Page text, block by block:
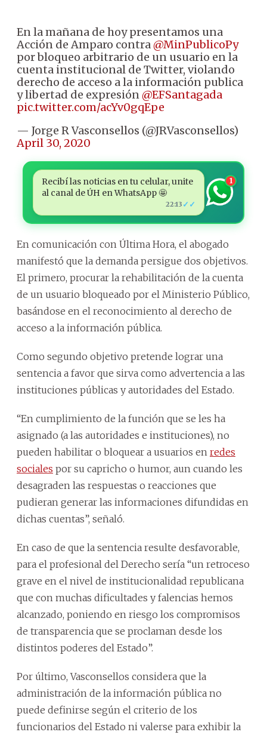
En la mañana de hoy presentamos una
Acción de Amparo contra@MinPublicoPy
por bloqueo arbitrario de un usuario en la
cuenta institucional de Twitter, violando
derecho de acceso a la información publica
y libertad de expresión@EFSantagada
pic.twitter.com/acYv0gqEpe
— Jorge R Vasconsellos (@JRVasconsellos)
April 30, 2020
Recibí las noticias en tu celular, unite
al canal de ÚH en WhatsApp 🤩
22:13 ✓✓
1
En comunicación con Última Hora, el abogado
manifestó que la demanda persigue dos objetivos.
El primero, procurar la rehabilitación de la cuenta
de un usuario bloqueado por el Ministerio Público,
basándose en el reconocimiento al derecho de
acceso a la información pública.
Como segundo objetivo pretende lograr una
sentencia a favor que sirva como advertencia a las
instituciones públicas y autoridades del Estado.
“En cumplimiento de la función que se les ha
asignado (a las autoridades e instituciones), no
pueden habilitar o bloquear a usuarios en redes
sociales por su capricho o humor, aun cuando les
desagraden las respuestas o reacciones que
pudieran generar las informaciones difundidas en
dichas cuentas”, señaló.
En caso de que la sentencia resulte desfavorable,
para el profesional del Derecho sería “un retroceso
grave en el nivel de institucionalidad republicana
que con muchas dificultades y falencias hemos
alcanzado, poniendo en riesgo los compromisos
de transparencia que se proclaman desde los
distintos poderes del Estado”.
Por último, Vasconsellos considera que la
administración de la información pública no
puede definirse según el criterio de los
funcionarios del Estado ni valerse para exhibir la